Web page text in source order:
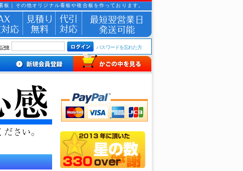
｜その他オリジナル看板や複合板を作っております。
記憶 パスワードを忘れた方